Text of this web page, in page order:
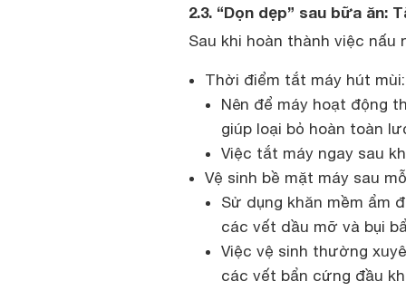
2.3. “Dọn dẹp” sau bữa ăn:
Sau khi hoàn thành việc
Thời điểm tắt máy hút mùi:
Nên để máy hoạt động
giúp loại bỏ hoàn toàn
Việc tắt máy ngay sau
Vệ sinh bề mặt máy sau
Sử dụng khăn mềm ẩm
các vết dầu mỡ và bụi
Việc vệ sinh thường
các vết bẩn cứng đầu